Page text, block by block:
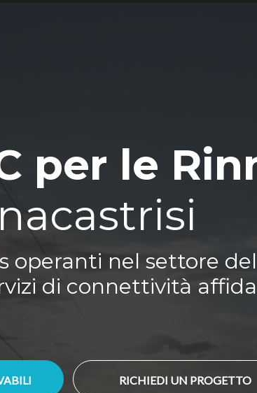
per le
operanti nel settore
di connettività
RICHIEDI UN PROGETTO